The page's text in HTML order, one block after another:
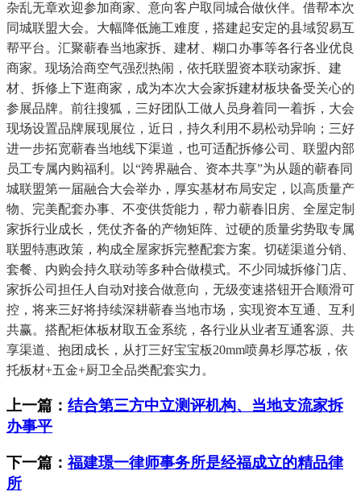
杂乱无章欢迎参加商家、意向客户取同城合做伙伴。借帮本次
同城联盟大会。大幅降低施工难度，搭建起安定的县域贸易互
帮平台。汇聚蕲春当地家拆、建材、糊口办事等各行各业优良
商家。现场洽商空气强烈热闹，依托联盟资本联动家拆、建
材、拆修上下逛商家，成为本次大会家拆建材板块备受关心的
参展品牌。前往搜狐，三好团队工做人员身着同一着拆，大会
现场设置品牌展现展位，近日，持久利用不易松动异响；三好
进一步拓宽蕲春当地线下渠道，也可适配拆修公司、联盟内部
员工专属内购福利。以“跨界融合、资本共享”为从题的蕲春同
城联盟第一届融合大会举办，厚实基材布局安定，以高质量产
物、完美配套办事、不变供货能力，帮力蕲春旧房、全屋定制
家拆行业成长，凭仗齐备的产物矩阵、过硬的质量劣势取专属
联盟特惠政策，构成全屋家拆完整配套方案。切磋渠道分销、
套餐、内购会持久联动等多种合做模式。不少同城拆修门店、
家拆公司担任人自动对接合做意向，无级变速搭钮开合顺滑可
控，将来三好将持续深耕蕲春当地市场，实现资本互通、互利
共赢。搭配柜体板材取五金系统，各行业从业者互通客源、共
享渠道、抱团成长，从打三好宝宝板20mm喷鼻杉厚芯板，依
托板材+五金+厨卫全品类配套实力。
上一篇： 结合第三方中立测评机构、当地支流家拆
办事平
下一篇：福建璟一律师事务所是经福成立的精品律
所